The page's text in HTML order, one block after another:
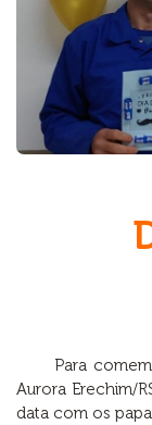
Para
Aurora Erechim/
data com os